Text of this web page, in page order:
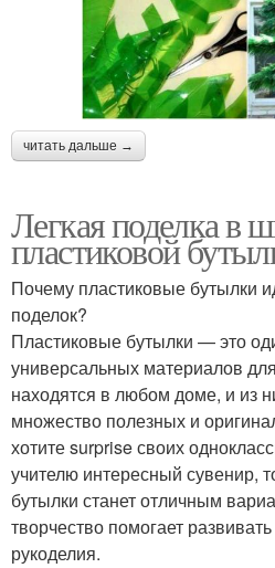
читать дальше →
Легкая поделка в
пластиковой
Почему пластиковые бутылки
поделок?
Пластиковые бутылки — это
универсальных материалов
находятся в любом доме, и из
множество полезных и
хотите surprise своих
учителю интересный сувенир,
бутылки станет отличным
творчество помогает
рукоделия.